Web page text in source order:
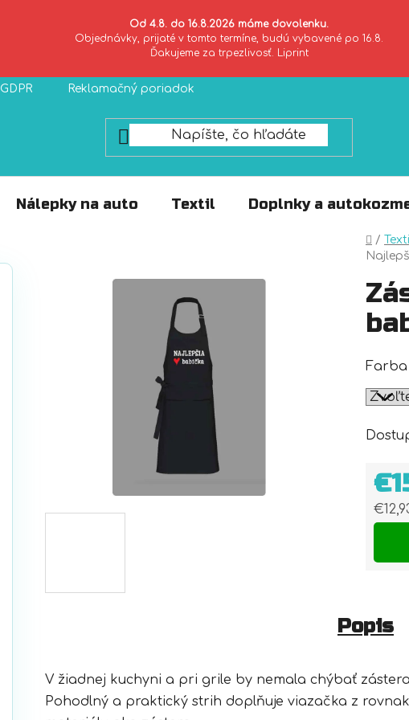
Od 4.8. do 16.8.2026 máme dovolenku.
Objednávky, prijaté v tomto termíne, budú vybavené po 16.8.
Ďakujeme za trpezlivosť. Liprint
GDPR Reklamačný poriadok
Nálepky na auto Textil Doplnky a
/
Farba
Popis
V žiadnej kuchyni a pri grile by nemala chýbať
Pohodlný a praktický strih doplňuje viazačka z